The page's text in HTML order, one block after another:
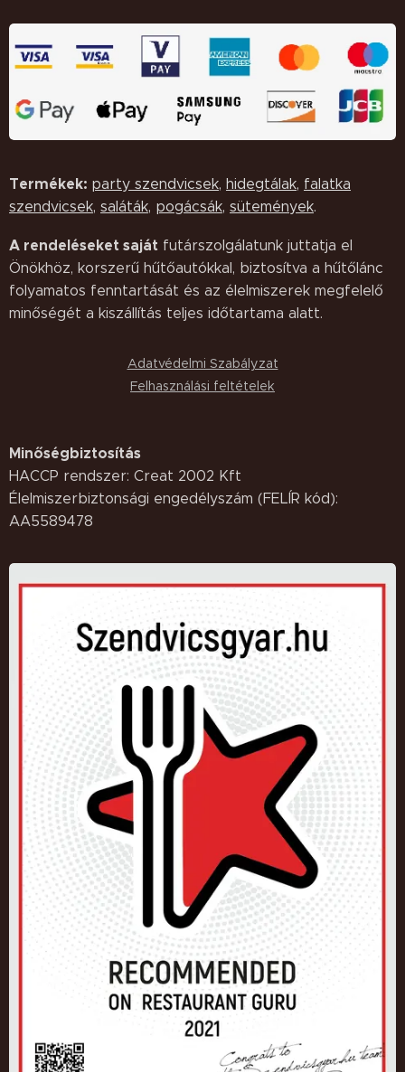
Termékek: party szendvicsek, hidegtálak, falatka
szendvicsek, saláták, pogácsák, sütemények.
A rendeléseket saját futárszolgálatunk juttatja el
Önökhöz, korszerű hűtőautókkal, biztosítva a hűtőlánc
folyamatos fenntartását és az élelmiszerek megfelelő
minőségét a kiszállítás teljes időtartama alatt.
Adatvédelmi Szabályzat
Felhasználási feltételek
Minőségbiztosítás
HACCP rendszer: Creat 2002 Kft
Élelmiszerbiztonsági engedélyszám (FELÍR kód):
AA5589478